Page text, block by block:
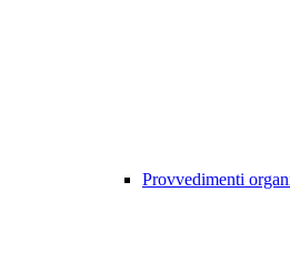
Provvedimenti